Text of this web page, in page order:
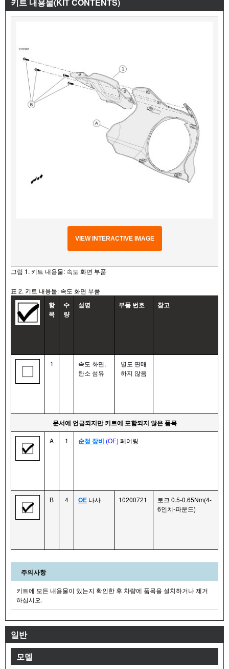
VIEW INTERACTIVE IMAGE
그림 1. 키트 내용물: 속도 화면 부품
표 2. 키트 내용물: 속도 화면 부품
항
목
수
량
설명 부품 번호 참고
1
속도 화면,
탄소 섬유
별도 판매
하지 않음
문서에 언급되지만 키트에 포함되지 않은 품목
A 1 순정 장비 (OE) 페어링
B 4 OE 나사 10200721
토크 0.5-0.65Nm(4-
6인치-파운드)
주의사항
키트에 모든 내용물이 있는지 확인한 후 차량에 품목을 설치하거나 제거
하십시오.
일반
모델